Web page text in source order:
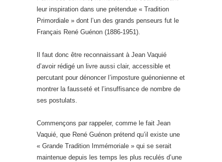
leur inspiration dans une prétendue « Tradition
Primordiale » dont l’un des grands penseurs fut le
Français René Guénon (1886-1951).
Il faut donc être reconnaissant à Jean Vaquié
d’avoir rédigé un livre aussi clair, accessible et
percutant pour dénoncer l’imposture guénonienne et
montrer la fausseté et l’insuffisance de nombre de
ses postulats.
Commençons par rappeler, comme le fait Jean
Vaquié, que René Guénon prétend qu’il existe une
« Grande Tradition Immémoriale » qui se serait
maintenue depuis les temps les plus reculés d’une